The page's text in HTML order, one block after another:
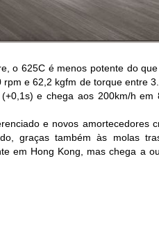
o 625C é menos potente do
rpm e 62,2 kgfm de torque entre
e chega aos 200km/h em
e novos amortecedores
graças também às molas
em Hong Kong, mas chega a